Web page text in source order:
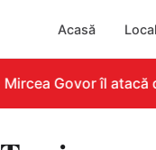
Acasă
Govor îl atacă